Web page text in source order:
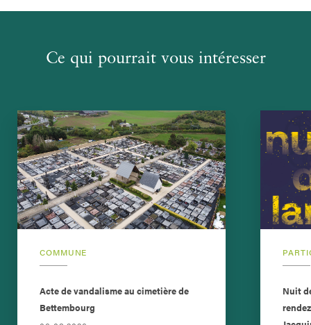
Ce qui pourrait vous intéresser
COMMUNE
Acte de vandalisme au cimetière de
Bettembourg
Nuit